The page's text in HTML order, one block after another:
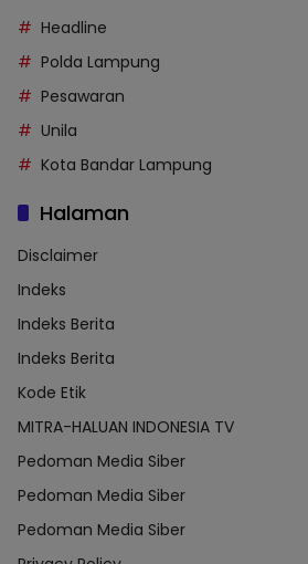
Headline
Polda Lampung
Pesawaran
Unila
Kota Bandar Lampung
Halaman
Disclaimer
Indeks
Indeks Berita
Indeks Berita
Kode Etik
MITRA-HALUAN INDONESIA TV
Pedoman Media Siber
Pedoman Media Siber
Pedoman Media Siber